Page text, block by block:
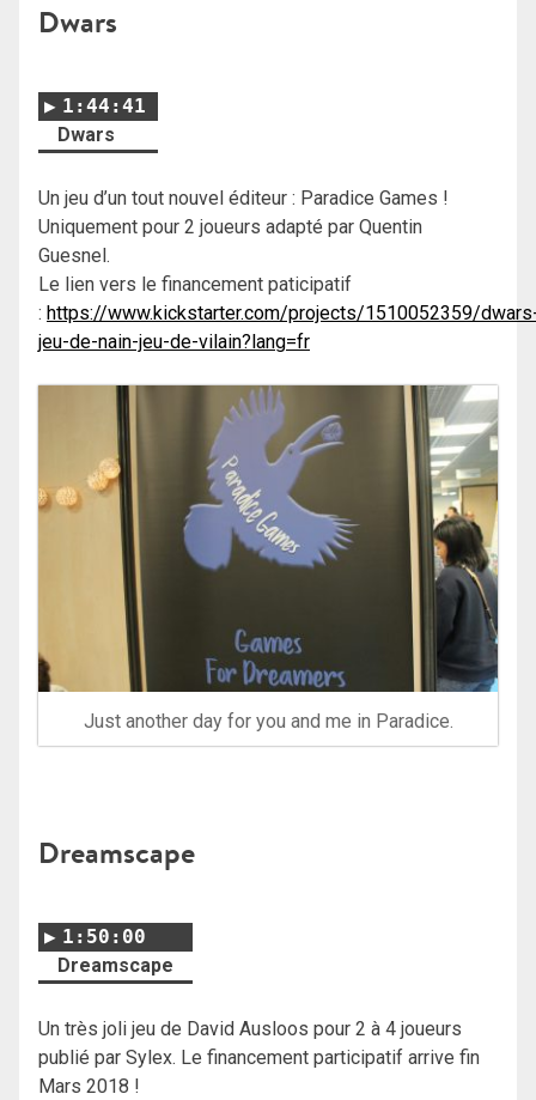
Dwars
1:44:41
Dwars
Un jeu d’un tout nouvel éditeur : Paradice Games !
Uniquement pour 2 joueurs adapté par Quentin
Guesnel.
Le lien vers le financement paticipatif
: https://www.kickstarter.com/projects/1510052359/
jeu-de-nain-jeu-de-vilain?lang=fr
Just another day for you and me in Paradice.
Dreamscape
1:50:00
Dreamscape
Un très joli jeu de David Ausloos pour 2 à 4 joueurs
publié par Sylex. Le financement participatif arrive fin
Mars 2018 !